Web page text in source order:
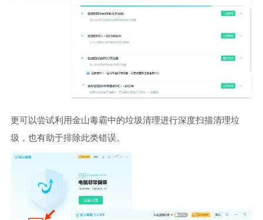
更可以尝试利用金山毒霸中的垃圾清理进行深度扫描清理垃
圾，也有助于排除此类错误。